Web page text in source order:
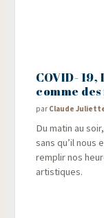
COVID- 19,
comme
par Claude
Du matin au
sans qu’il nous
rem­plir nos
artistiques.